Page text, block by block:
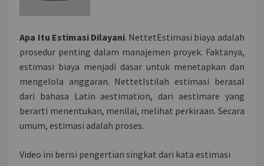
Apa Itu Estimasi Dilayani. NettetEstimasi biaya adalah
prosedur penting dalam manajemen proyek. Faktanya,
estimasi biaya menjadi dasar untuk menetapkan dan
mengelola anggaran. NettetIstilah estimasi berasal
dari bahasa Latin aestimation, dari aestimare yang
berarti menentukan, menilai, melihat perkiraan. Secara
umum, estimasi adalah proses.
Video ini berisi pengertian singkat dari kata estimasi